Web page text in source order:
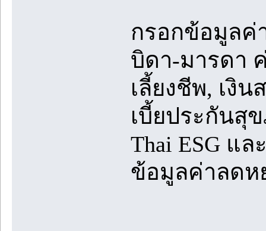
กรอกข้อมูลค่
บิดา-มารดา
เลี้ยงชีพ, เงิ
เบี้ยประกันสุ
Thai ESG แ
ข้อมูลค่าลดห